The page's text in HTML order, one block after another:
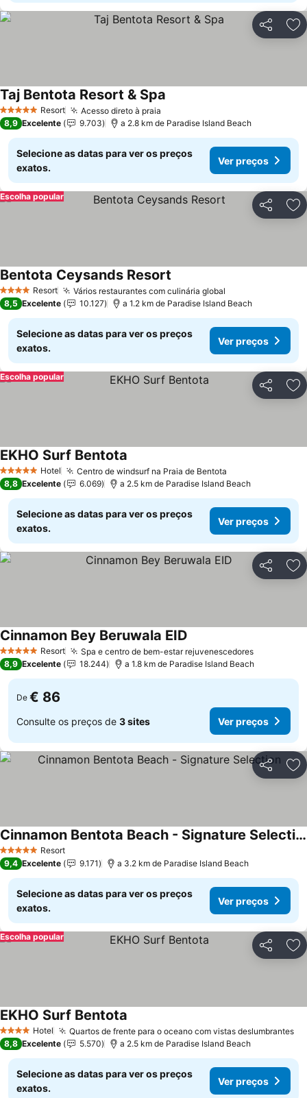
Partilhar
5 Estrelas Resort Acesso direto à praia
Taj Bentota Resort & Spa
8,9 Excelente 9.703 a 2.8 km de Paradise Island Beach
Selecione as datas para ver os preços
exatos.
Ver preços
Partilhar
Escolha popular
4 EstrelasResort Vários restaurantes com culinária global
Bentota Ceysands Resort
8,5 Excelente 10.127 a 1.2 km de Paradise Island Beach
Selecione as datas para ver os preços
exatos.
Ver preços
Partilhar
Escolha popular
5 Estrelas Hotel Centro de windsurf na Praia de Bentota
EKHO Surf Bentota
8,8 Excelente 6.069 a 2.5 km de Paradise Island Beach
Selecione as datas para ver os preços
exatos.
Ver preços
Partilhar
5 Estrelas Resort Spa e centro de bem-estar rejuvenescedores
Cinnamon Bey Beruwala EID
8,9 Excelente 18.244 a 1.8 km de Paradise Island Beach
De € 86
Consulte os preços de 3 sites Ver preços
Partilhar
5 Estrelas Resort
Cinnamon Bentota Beach - Signature Selection
9,4 Excelente 9.171 a 3.2 km de Paradise Island Beach
Selecione as datas para ver os preços
exatos.
Ver preços
Partilhar
Escolha popular
4 EstrelasHotel Quartos de frente para o oceano com vistas deslumbrantes
EKHO Surf Bentota
8,8 Excelente 5.570 a 2.5 km de Paradise Island Beach
Selecione as datas para ver os preços
exatos.
Ver preços